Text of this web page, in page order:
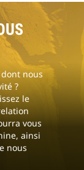
nous
?
le
vous
ainsi
nous